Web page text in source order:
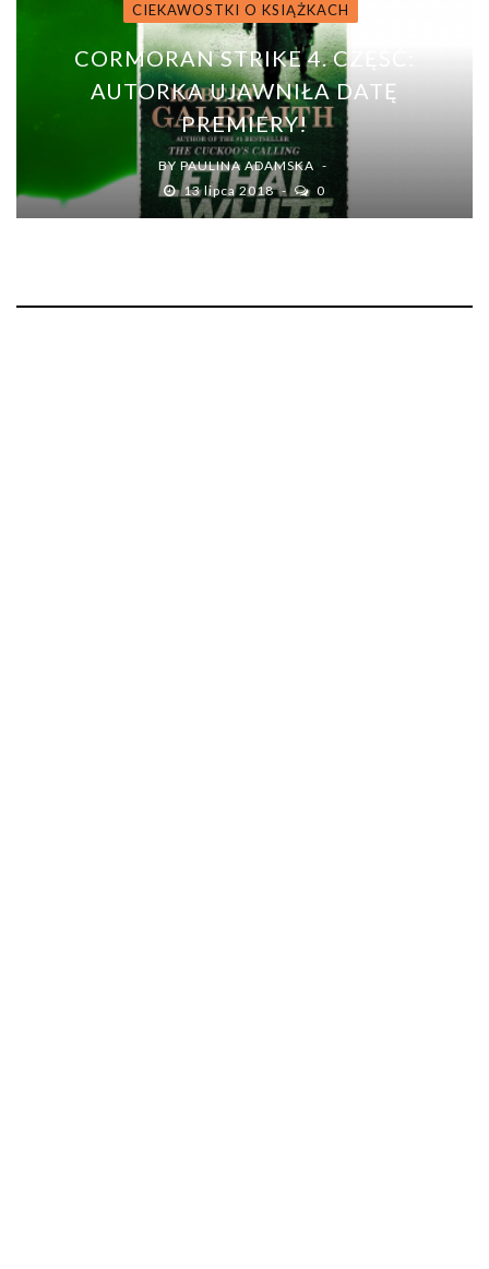
CIEKAWOSTKI O KSIĄŻKACH
CORMORAN STRIKE 4. CZĘŚĆ:
AUTORKA UJAWNIŁA DATĘ
PREMIERY!
BY PAULINA ADAMSKA
13 lipca 2018
0